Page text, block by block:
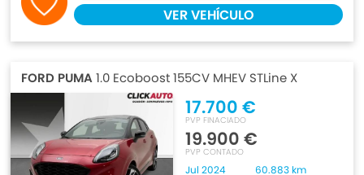
VER VEHÍCULO
FORD PUMA1.0 Ecoboost 155CV MHEV STLine X
17.700 €
PVP FINACIADO
19.900 €
PVP CONTADO
Jul 2024
60.883 km